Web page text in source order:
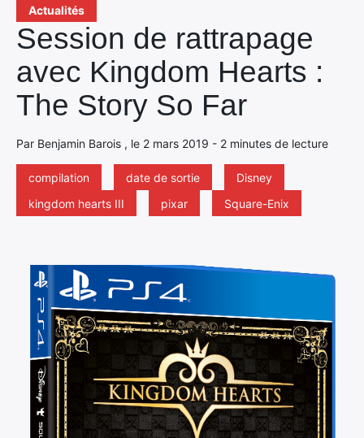
Actualités
Session de rattrapage
avec Kingdom Hearts :
The Story So Far
Par Benjamin Barois , le 2 mars 2019 - 2 minutes de lecture
compilation date de sortie
Disney
kingdom hearts III
pixar Square-Enix